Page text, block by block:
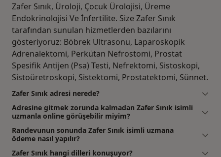
Zafer Sınık, Üroloji, Çocuk Ürolojisi, Üreme
Endokrinolojisi Ve İnfertilite. Size Zafer Sınık
tarafından sunulan hizmetlerden bazılarını
gösteriyoruz: Böbrek Ultrasonu, Laparoskopik
Adrenalektomi, Perkütan Nefrostomi, Prostat
Spesifik Antijen (Psa) Testi, Nefrektomi, Sistoskopi,
Sistoüretroskopi, Sistektomi, Prostatektomi, Sünnet.
Zafer Sınık adresi nerede?
Adresine gitmek zorunda kalmadan Zafer Sınık isimli
uzmanla online görüşebilir miyim?
Randevunun sonunda Zafer Sınık isimli uzmana
ödeme nasıl yapılır?
Zafer Sınık hangi dilleri konuşuyor?